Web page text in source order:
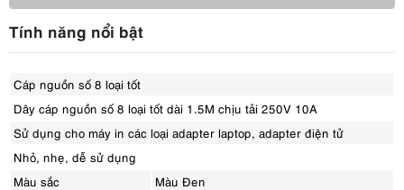
Tính năng nổi bật
Cáp nguồn số 8 loại tốt
Dây cáp nguồn số 8 loại tốt dài 1.5M chịu tải 250V 10A
Sử dụng cho máy in các loại adapter laptop, adapter điện tử
Nhỏ, nhẹ, dễ sử dụng
Màu sắc
Màu Đen